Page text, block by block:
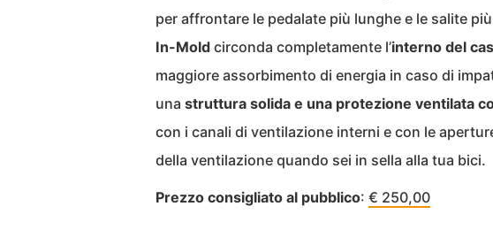
per affrontare le pedalate più lunghe e le salite
In-Mold circonda completamente l’interno del
maggiore assorbimento di energia in caso di
una struttura solida e una protezione ventilata
con i canali di ventilazione interni e con le
della ventilazione quando sei in sella alla tua bici.
Prezzo consigliato al pubblico: € 250,00